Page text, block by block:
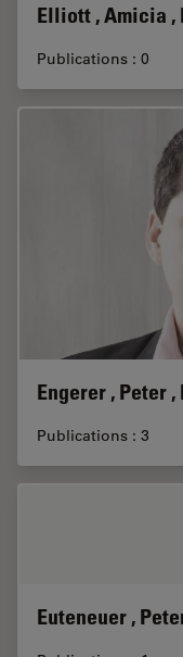
Elliott , Amicia ,
Publications : 0
Engerer , Peter ,
Publications : 3
Euteneuer ,